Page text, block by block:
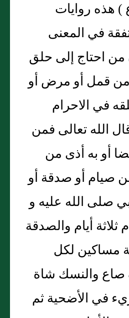
هذه روايات
في المعنى
احتاج إلى حلق
قمل أو مرض أو
في الاحرام
الله تعالى فمن
أو به أذى من
صيام أو صدقة أو
صلى الله عليه و
أيام والصدقة
مساكين لكل
والنسك شاة
في الأضحية ثم